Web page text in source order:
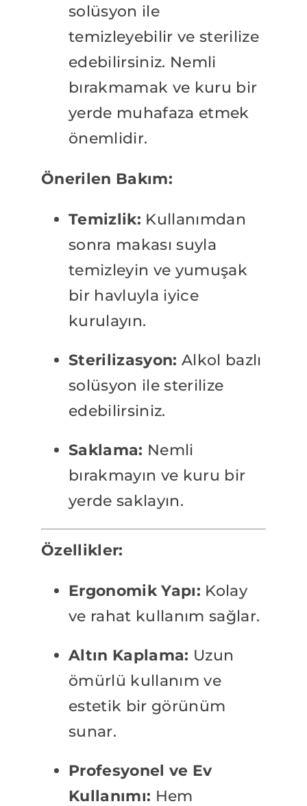
solüsyon ile
temizleyebilir ve sterilize
edebilirsiniz. Nemli
bırakmamak ve kuru bir
yerde muhafaza etmek
önemlidir.
Önerilen Bakım:
Temizlik: Kullanımdan
sonra makası suyla
temizleyin ve yumuşak
bir havluyla iyice
kurulayın.
Sterilizasyon: Alkol bazlı
solüsyon ile sterilize
edebilirsiniz.
Saklama: Nemli
bırakmayın ve kuru bir
yerde saklayın.
Özellikler:
Ergonomik Yapı: Kolay
ve rahat kullanım sağlar.
Altın Kaplama: Uzun
ömürlü kullanım ve
estetik bir görünüm
sunar.
Profesyonel ve Ev
Kullanımı: Hem